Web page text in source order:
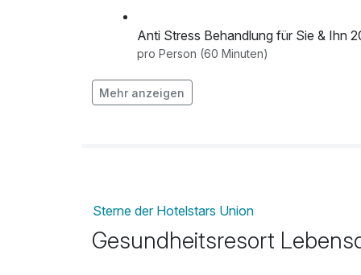
Anti Stress Behandlung für Sie & Ihn
pro Person (60 Minuten)
Augenbrauen färben oder fassonieren
pro Person (20 Minuten)
Mehr anzeigen
Sterne der Hotelstars Union
Gesundheitsresort